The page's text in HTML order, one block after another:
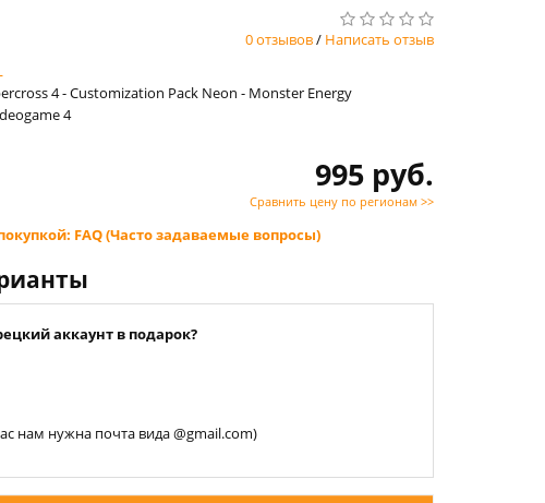
0 отзывов/ Написать отзыв
4 - Customization Pack Neon - Monster Energy
4
995 руб.
Сравнить цену по регионам >>
FAQ (Часто задаваемые вопросы)
аккаунт в подарок?
нам нужна почта вида @gmail.com)